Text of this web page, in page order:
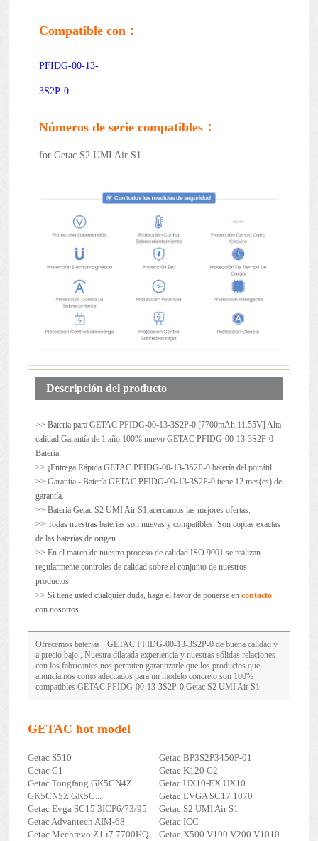
Compatible con：
PFIDG-00-13-
3S2P-0
Números de serie compatibles：
for Getac S2 UMI Air S1
Descripción del producto
>> Batería para GETAC PFIDG-00-13-3S2P-0[7700mAh,11.55V] Alta
calidad,Garantía de 1 año,100% nuevo GETAC PFIDG-00-13-3S2P-0
Batería.
>> ¡Entrega Rápida GETAC PFIDG-00-13-3S2P-0 batería del portátil.
>> Garantía - Batería GETAC PFIDG-00-13-3S2P-0 tiene 12 mes(es) de
garantía.
>> Bateria Getac S2 UMI Air S1,acercamos las mejores ofertas.
>> Todas nuestras baterías son nuevas y compatibles. Son copias exactas
de las baterías de origen
>> En el marco de nuestro proceso de calidad ISO 9001 se realizan
regularmente controles de calidad sobre el conjunto de nuestros
productos.
>> Si tiene usted cualquier duda, haga el favor de ponerse en contacto
con nosotros.
Ofrecemos baterías GETAC PFIDG-00-13-3S2P-0de buena calidad y
a precio bajo , Nuestra dilatada experiencia y nuestras sólidas relaciones
con los fabricantes nos permiten garantizarle que los productos que
anunciamos como adecuados para un modelo concreto son 100%
compatibles GETAC PFIDG-00-13-3S2P-0,Getac S2 UMI Air S1 .
GETAC hot model
Getac S510
Getac BP3S2P3450P-01
Getac G1
Getac K120 G2
Getac Tongfang GK5CN4Z
GK5CN5Z GK5C...
Getac UX10-EX UX10
Getac EVGA SC17 1070
Getac Evga SC15 3ICP6/73/95
Getac S2 UMI Air S1
Getac Advantech AIM-68
Getac ICC
Getac Mechrevo Z1 i7 7700HQ
Getac X500 V100 V200 V1010